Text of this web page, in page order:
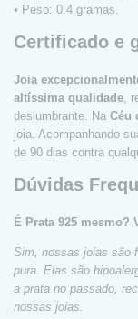
• Peso: 0.4 gramas.
Certificado e
Joia
altíssima qualidade ,
deslumbrante. Na Céu
joia. Acompanhando
de 90 dias contra
Dúvidas
É Prata 925 mesmo?
Sim, nossas joias são
pura. Elas são
a prata no passado,
nossas joias.